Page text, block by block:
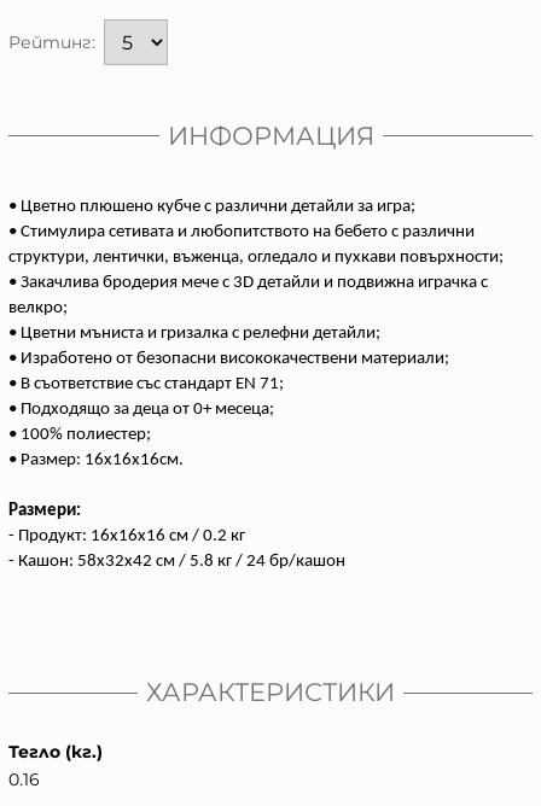
Рейтинг:
ИНФОРМАЦИЯ
• Цветно плюшено кубче с различни детайли за игра;
• Стимулира сетивата и любопитството на бебето с различни
структури, лентички, въженца, огледало и пухкави повърхности;
• Закачлива бродерия мече с 3D детайли и подвижна играчка с
велкро;
• Цветни мъниста и гризалка с релефни детайли;
• Изработено от безопасни висококачествени материали;
• В съответствие със стандарт EN 71;
• Подходящо за деца от 0+ месеца;
• 100% полиестер;
• Размер: 16х16х16см.
Размери:
- Продукт: 16x16x16 см / 0.2 кг
- Кашон: 58x32x42 см / 5.8 кг / 24 бр/кашон
ХАРАКТЕРИСТИКИ
Тегло (кг.)
0.16